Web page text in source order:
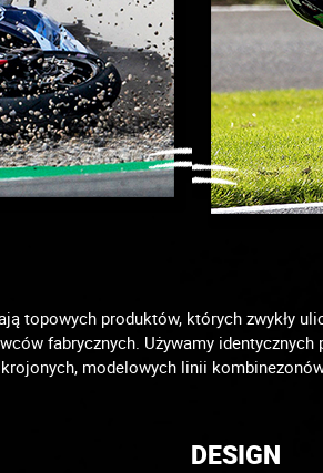
topowych produktów, których
fabrycznych. Używamy
modelowych linii
DESIGN